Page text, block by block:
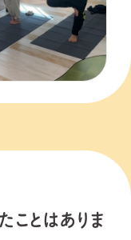
ことはありま